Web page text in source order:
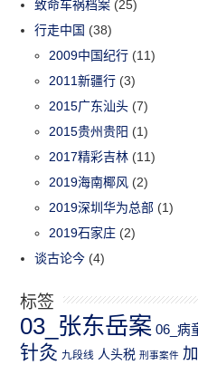
致命车祸档案 (25)
行走中国 (38)
2009中国纪行 (11)
2011新疆行 (3)
2015广东汕头 (7)
2015贵州贵阳 (1)
2017精彩吉林 (11)
2019海南椰风 (2)
2019深圳华为总部 (1)
2019石家庄 (2)
谈古论今 (4)
标签
03_张东岳案 06_病
针灸 九段线 人头税 刑事案件